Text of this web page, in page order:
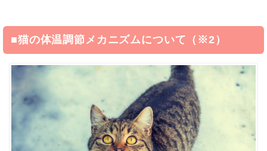
■猫の体温調節メカニズムについて（※2）